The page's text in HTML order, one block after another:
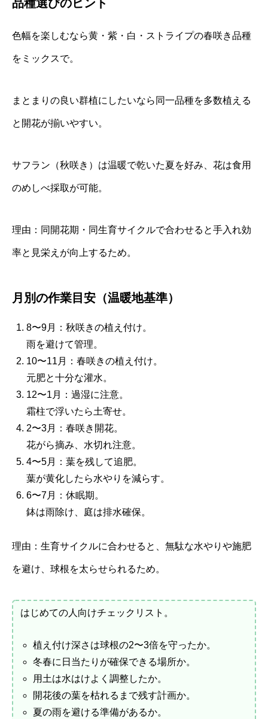
品種選びのヒント
色幅を楽しむなら黄・紫・白・ストライプの春咲き品種
をミックスで。
まとまりの良い群植にしたいなら同一品種を多数植える
と開花が揃いやすい。
サフラン（秋咲き）は温暖で乾いた夏を好み、花は食用
のめしべ採取が可能。
理由：同開花期・同生育サイクルで合わせると手入れ効
率と見栄えが向上するため。
月別の作業目安（温暖地基準）
8〜9月：秋咲きの植え付け。
雨を避けて管理。
10〜11月：春咲きの植え付け。
元肥と十分な灌水。
12〜1月：過湿に注意。
霜柱で浮いたら土寄せ。
2〜3月：春咲き開花。
花がら摘み、水切れ注意。
4〜5月：葉を残して追肥。
葉が黄化したら水やりを減らす。
6〜7月：休眠期。
鉢は雨除け、庭は排水確保。
理由：生育サイクルに合わせると、無駄な水やりや施肥
を避け、球根を太らせられるため。
はじめての人向けチェックリスト。
植え付け深さは球根の2〜3倍を守ったか。
冬春に日当たりが確保できる場所か。
用土は水はけよく調整したか。
開花後の葉を枯れるまで残す計画か。
夏の雨を避ける準備があるか。